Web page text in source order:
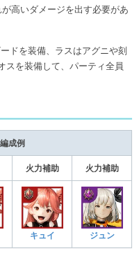
高いダメージを出す必要があ
ドを装備、ラスはアグニや刻
スを装備して、パーティ全員
成例
火力補助 火力補助
キュイ ジュン